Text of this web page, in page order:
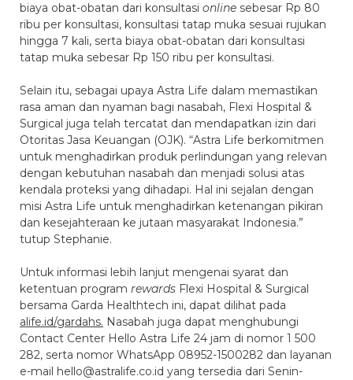
biaya obat-obatan dari konsultasi online sebesar Rp 80
ribu per konsultasi, konsultasi tatap muka sesuai rujukan
hingga 7 kali, serta biaya obat-obatan dari konsultasi
tatap muka sebesar Rp 150 ribu per konsultasi.
Selain itu, sebagai upaya Astra Life dalam memastikan
rasa aman dan nyaman bagi nasabah, Flexi Hospital &
Surgical juga telah tercatat dan mendapatkan izin dari
Otoritas Jasa Keuangan (OJK). “Astra Life berkomitmen
untuk menghadirkan produk perlindungan yang relevan
dengan kebutuhan nasabah dan menjadi solusi atas
kendala proteksi yang dihadapi. Hal ini sejalan dengan
misi Astra Life untuk menghadirkan ketenangan pikiran
dan kesejahteraan ke jutaan masyarakat Indonesia.”
tutup Stephanie.
Untuk informasi lebih lanjut mengenai syarat dan
ketentuan program rewards Flexi Hospital & Surgical
bersama Garda Healthtech ini, dapat dilihat pada
alife.id/gardahs. Nasabah juga dapat menghubungi
Contact Center Hello Astra Life 24 jam di nomor 1 500
282, serta nomor WhatsApp 08952-1500282 dan layanan
e-mail hello@astralife.co.id yang tersedia dari Senin-